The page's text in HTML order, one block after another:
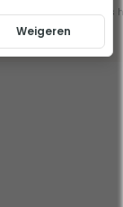
Lees
Weigeren